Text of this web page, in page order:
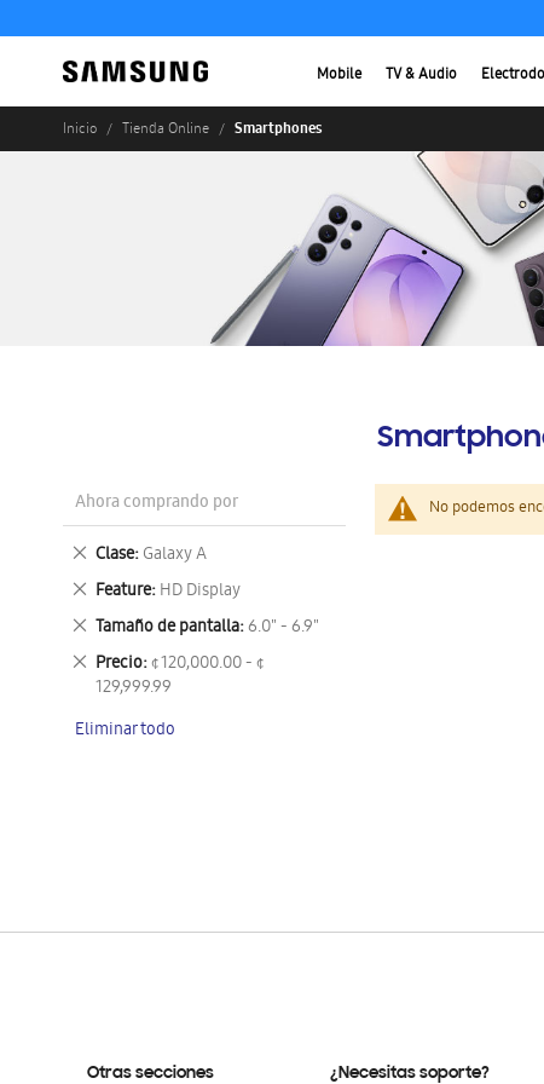
Mobile TV & Audio
Inicio Tienda Online Smartphones
No podemos
Ahora comprando por
Clase Galaxy A
Eliminar
este
artículo
Feature HD Display
Eliminar
este
artículo
Tamaño de pantalla 6.0" - 6.9"
Eliminar
este
artículo
Precio ¢ 120,000.00 - ¢
129,999.99
Eliminar
este
Eliminar todo
Otras secciones ¿Necesitas soporte?